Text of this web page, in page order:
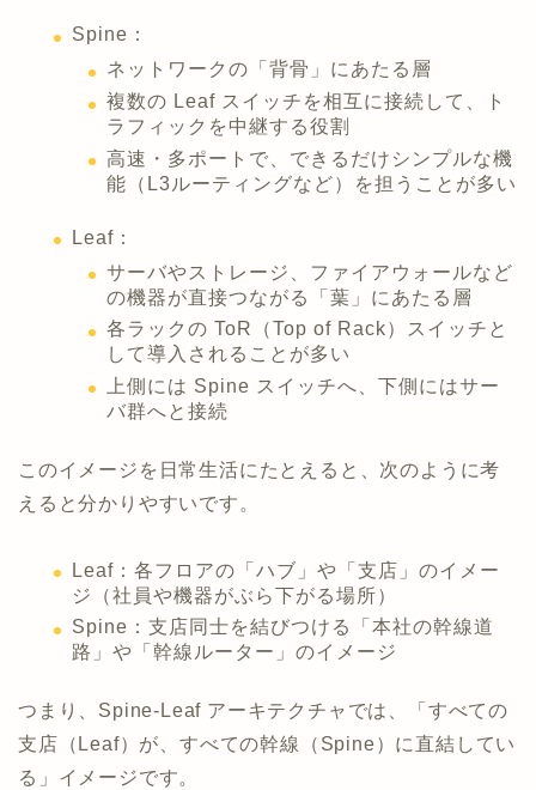
Spine：
ネットワークの「背骨」にあたる層
複数の Leaf スイッチを相互に接続して、ト
ラフィックを中継する役割
高速・多ポートで、できるだけシンプルな機
能（L3ルーティングなど）を担うことが多い
Leaf：
サーバやストレージ、ファイアウォールなど
の機器が直接つながる「葉」にあたる層
各ラックの ToR（Top of Rack）スイッチと
して導入されることが多い
上側には Spine スイッチへ、下側にはサー
バ群へと接続
このイメージを日常生活にたとえると、次のように考
えると分かりやすいです。
Leaf：各フロアの「ハブ」や「支店」のイメー
ジ（社員や機器がぶら下がる場所）
Spine：支店同士を結びつける「本社の幹線道
路」や「幹線ルーター」のイメージ
つまり、Spine-Leaf アーキテクチャでは、「すべての
支店（Leaf）が、すべての幹線（Spine）に直結してい
る」イメージです。